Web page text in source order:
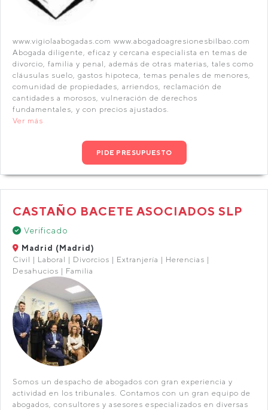
www.vigiolaabogadas.com www.abogadoagresionesbilbao.com
Abogada diligente, eficaz y cercana especialista en temas de
divorcio, familia y penal, además de otras materias, tales como
cláusulas suelo, gastos hipoteca, temas penales de menores,
comunidad de propiedades, arriendos, reclamación de
cantidades a morosos, vulneración de derechos
fundamentales, y con precios ajustados.
Ver más
PIDE PRESUPUESTO
CASTAÑO BACETE ASOCIADOS SLP
Verificado
Madrid (Madrid)
Civil | Laboral | Divorcios | Extranjería | Herencias |
Desahucios | Familia
Somos un despacho de abogados con gran experiencia y
actividad en los tribunales. Contamos con un gran equipo de
abogados, consultores y asesores especializados en diversas